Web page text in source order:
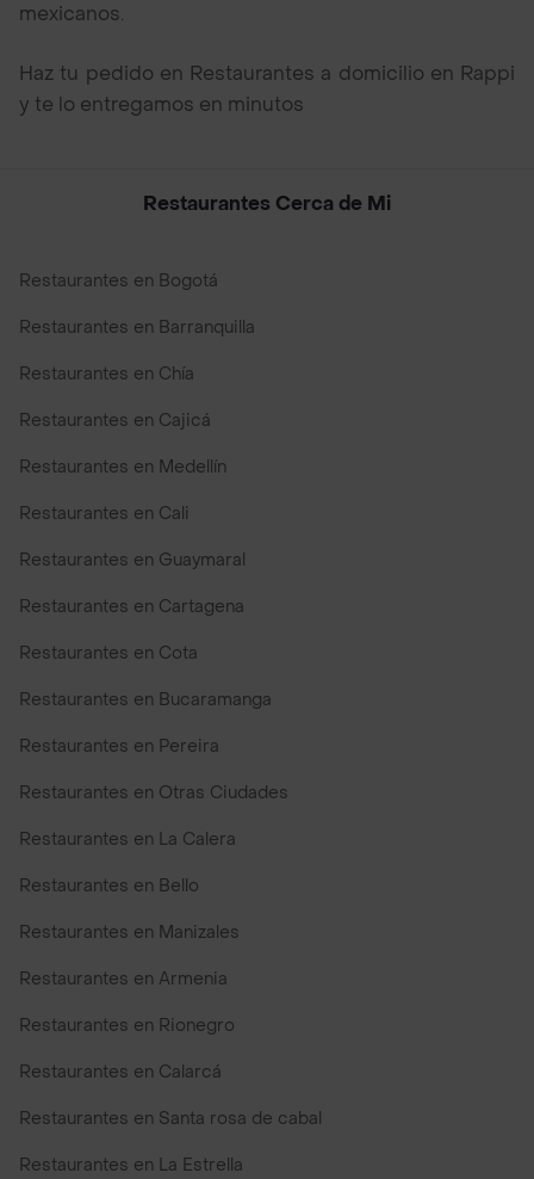
mexicanos.
Haz tu pedido en Restaurantes a domicilio en Rappi
y te lo entregamos en minutos
Restaurantes Cerca de Mi
Restaurantes en Bogotá
Restaurantes en Barranquilla
Restaurantes en Chía
Restaurantes en Cajicá
Restaurantes en Medellín
Restaurantes en Cali
Restaurantes en Guaymaral
Restaurantes en Cartagena
Restaurantes en Cota
Restaurantes en Bucaramanga
Restaurantes en Pereira
Restaurantes en Otras Ciudades
Restaurantes en La Calera
Restaurantes en Bello
Restaurantes en Manizales
Restaurantes en Armenia
Restaurantes en Rionegro
Restaurantes en Calarcá
Restaurantes en Santa rosa de cabal
Restaurantes en La Estrella